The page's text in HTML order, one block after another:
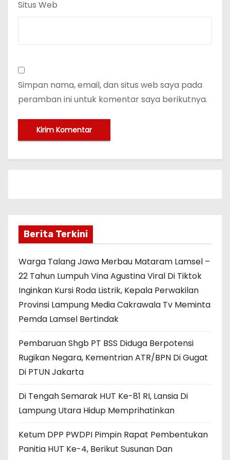
Situs Web
Simpan nama, email, dan situs web saya pada
peramban ini untuk komentar saya berikutnya.
Berita Terkini
Warga Talang Jawa Merbau Mataram Lamsel –
22 Tahun Lumpuh Vina Agustina Viral Di Tiktok
Inginkan Kursi Roda Listrik, Kepala Perwakilan
Provinsi Lampung Media Cakrawala Tv Meminta
Pemda Lamsel Bertindak
Pembaruan Shgb PT BSS Diduga Berpotensi
Rugikan Negara, Kementrian ATR/BPN Di Gugat
Di PTUN Jakarta
Di Tengah Semarak HUT Ke-81 RI, Lansia Di
Lampung Utara Hidup Memprihatinkan
Ketum DPP PWDPI Pimpin Rapat Pembentukan
Panitia HUT Ke-4, Berikut Susunan Dan